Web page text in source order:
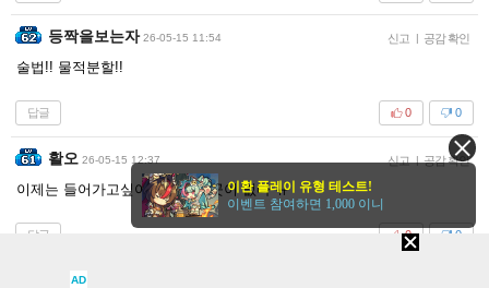
등짝을보는자 26-05-15 11:54 신고 | 공감 확인
술법!! 물적분할!!
답글 0
0
활오 26-05-15 12:37 신고 | 공감 확인
이제는 들어가고싶어도 들어갈곳이 없다 ㅠ
답글 0
0
언어마음문화
AD
이환 플레이 유형 테스트!
이벤트 참여하면 1,000 이니